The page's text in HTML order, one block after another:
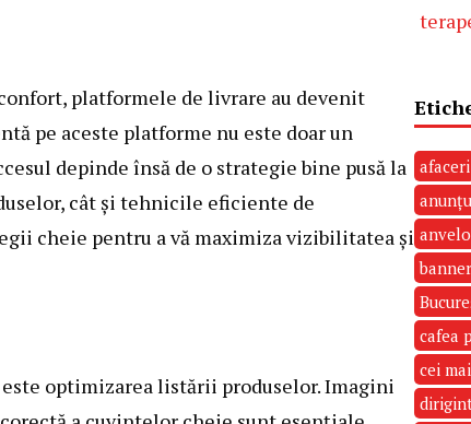
platformele de livrare au devenit
pe aceste platforme nu este doar un
depinde însă de o strategie bine pusă la
cât și tehnicile eficiente de
cheie pentru a vă maximiza vizibilitatea și
optimizarea listării produselor. Imagini
afaceri
cafea
cei